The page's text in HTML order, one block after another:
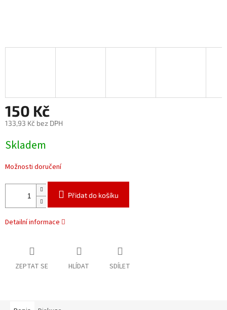
150 Kč
133,93 Kč bez DPH
cena:
Skladem
Možnosti doručení
Přidat do košíku
Detailní informace
ZEPTAT SE HLÍDAT SDÍLET